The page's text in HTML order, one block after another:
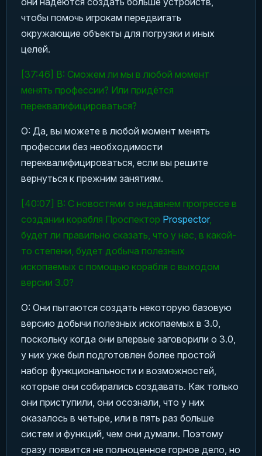
чтобы помочь игрокам передвигать
окружающие объекты для погрузки и иных
целей.
[37:46] В: Сможем ли мы в любой момент
менять профессии? Или придётся
переквалифицироваться?
О: Да, вы можете в любой момент менять
профессии без необходимости
переквалифицироваться, если вы решите
вернуться к прежним занятиям.
[40:07] В: С новостями о недавнем прогрессе в
создании корабля Проспектор Prospector,
будет ли правильно сказать, что у нас, в какой-
то степени, будет добыча полезных
ископаемых с помощью корабля с выходом
версии 3.0?
О: Они пытаются создать некоторую базовую
версию добычи полезных ископаемых в 3.0,
поскольку когда они впервые заговорили о 3.0,
у них уже был подготовлен более простой
набор функциональности и возможностей,
которые они собирались создавать. Как только
они приступили, они осознали, что у них
оказалось в четыре, или в пять раз больше
систем и функций, чем они думали. Поэтому
сразу появится не полноценное горное дело, но